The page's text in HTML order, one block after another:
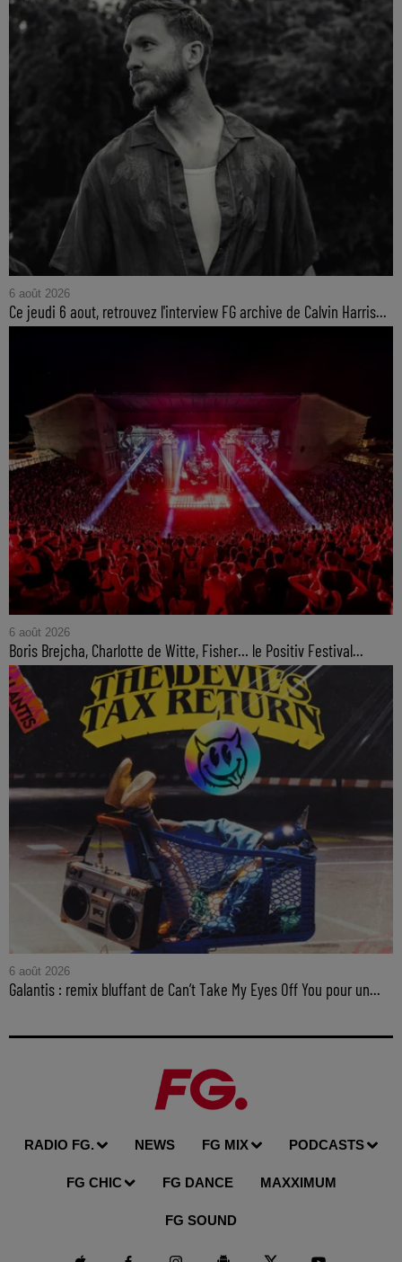
6 août 2026
Ce jeudi 6 aout, retrouvez l'interview FG archive de Calvin Harris...
6 août 2026
Boris Brejcha, Charlotte de Witte, Fisher… le Positiv Festival...
6 août 2026
Galantis : remix bluffant de Can’t Take My Eyes Off You pour un...
RADIO FG. NEWS FG MIX PODCASTS
FG CHIC FG DANCE MAXXIMUM
FG SOUND